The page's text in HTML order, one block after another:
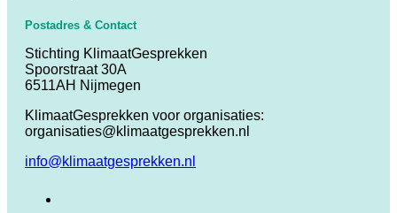
Postadres & Contact
Stichting KlimaatGesprekken
Spoorstraat 30A
6511AH Nijmegen
KlimaatGesprekken voor organisaties:
organisaties@klimaatgesprekken.nl
info@klimaatgesprekken.nl